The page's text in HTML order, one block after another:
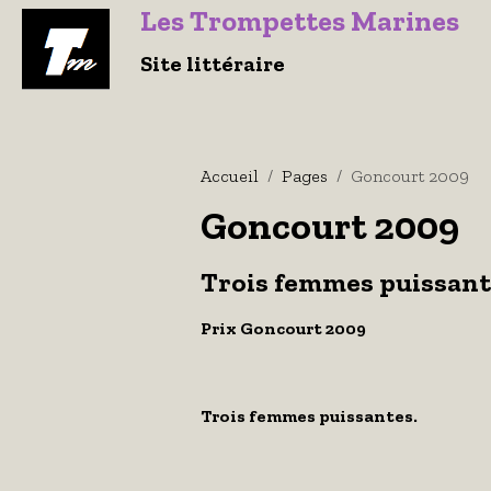
Les Trompettes Marines
Site littéraire
Accueil Pages Goncourt 2009
Goncourt 2009
Trois femmes
Prix Goncourt 2009
Trois femmes puissantes.